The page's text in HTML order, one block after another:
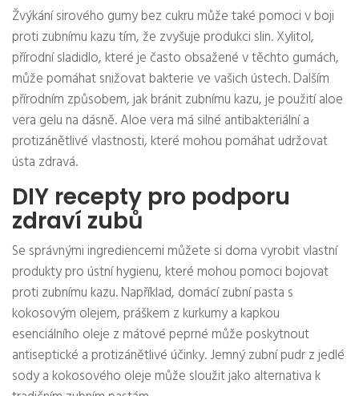
Žvýkání sirového gumy bez cukru může také pomoci v boji
proti zubnímu kazu tím, že zvyšuje produkci slin. Xylitol,
přírodní sladidlo, které je často obsažené v těchto gumách,
může pomáhat snižovat bakterie ve vašich ústech. Dalším
přírodním způsobem, jak bránit zubnímu kazu, je použití aloe
vera gelu na dásně. Aloe vera má silné antibakteriální a
protizánětlivé vlastnosti, které mohou pomáhat udržovat
ústa zdravá.
DIY recepty pro podporu
zdraví zubů
Se správnými ingrediencemi můžete si doma vyrobit vlastní
produkty pro ústní hygienu, které mohou pomoci bojovat
proti zubnímu kazu. Například, domácí zubní pasta s
kokosovým olejem, práškem z kurkumy a kapkou
esenciálního oleje z mátové peprné může poskytnout
antiseptické a protizánětlivé účinky. Jemný zubní pudr z jedlé
sody a kokosového oleje může sloužit jako alternativa k